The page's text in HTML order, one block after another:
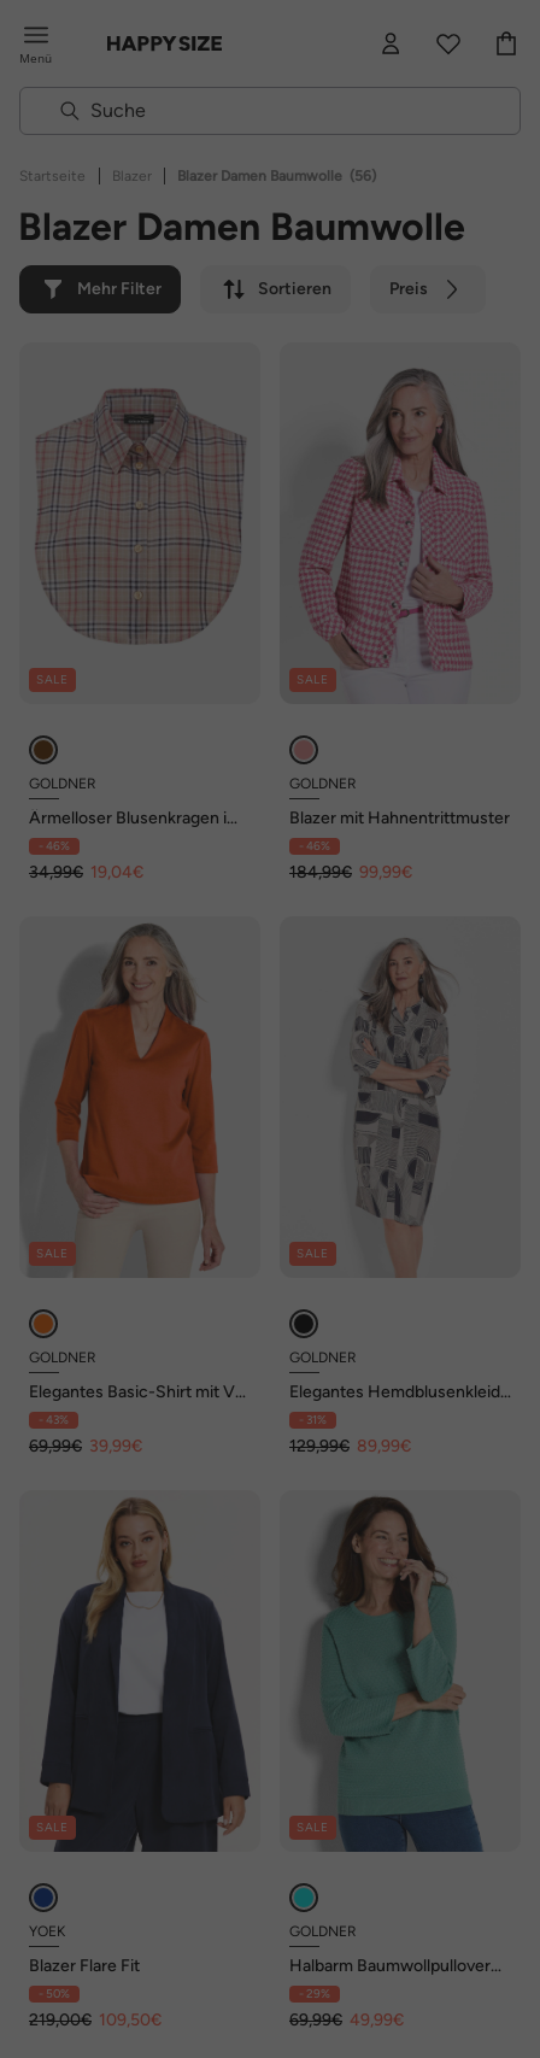
Menü
Startseite | Blazer | Blazer Damen Baumwolle (56)
Blazer Damen Baumwolle
Mehr Filter Sortieren Preis
SALE
GOLDNER
Ärmelloser Blusenkragen im
Karo-Look
- 46%
34,99€ 19,04€
SALE
GOLDNER
Blazer mit Hahnentrittmuster
- 46%
184,99€ 99,99€
SALE
GOLDNER
Elegantes Basic-Shirt mit V-
Ausschnitt
- 43%
69,99€ 39,99€
SALE
GOLDNER
Elegantes Hemdblusenkleid
mit grafischem Alloverdruck
- 31%
129,99€ 89,99€
SALE
YOEK
Blazer Flare Fit
- 50%
219,00€ 109,50€
SALE
GOLDNER
Halbarm Baumwollpullover
mit Struktur
- 29%
69,99€ 49,99€